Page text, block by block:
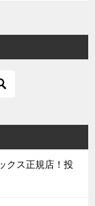
クス正規店！投